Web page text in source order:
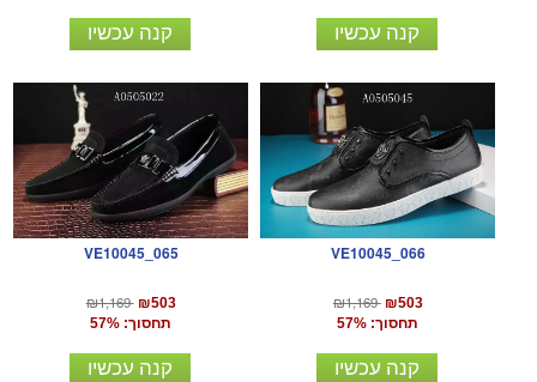
קנה עכשיו קנה עכשיו
VE10045_065
₪1,169 ₪503
תחסוך: 57%
קנה עכשיו
VE10045_066
₪1,169 ₪503
תחסוך: 57%
קנה עכשיו